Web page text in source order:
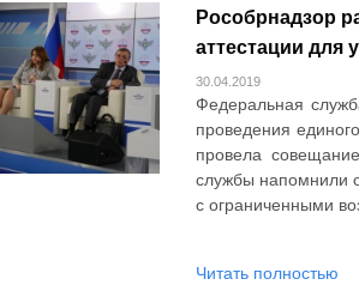
Рособрнадзор
аттестации для
30.04.2019
Федеральная
проведения
провела
службы напомнили
с ограниченными
Читать полностью